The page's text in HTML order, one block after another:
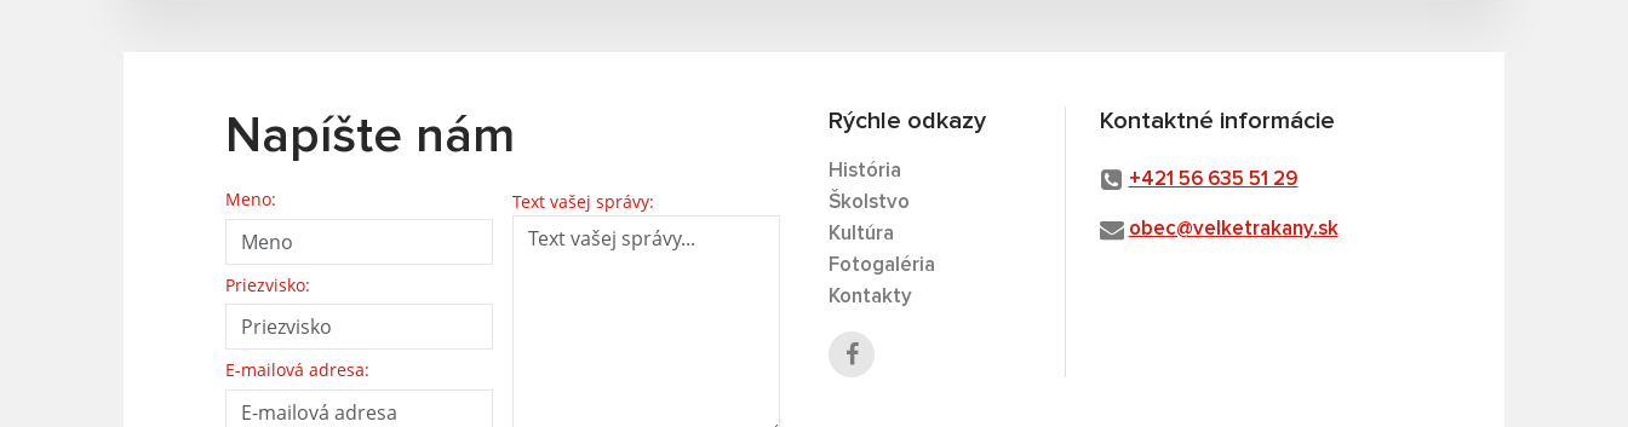
Napíšte nám
Meno:
Priezvisko:
E-mailová adresa:
Text vašej správy:
Rýchle odkazy
História
Školstvo
Kultúra
Fotogaléria
Kontakty
Kontaktné informácie
+421 56 635 51 29
obec@velketrakany.sk